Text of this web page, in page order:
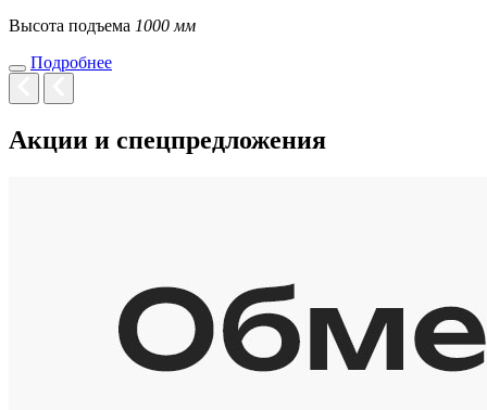
Высота подъема 1000 мм
Подробнее
Акции и спецпредложения